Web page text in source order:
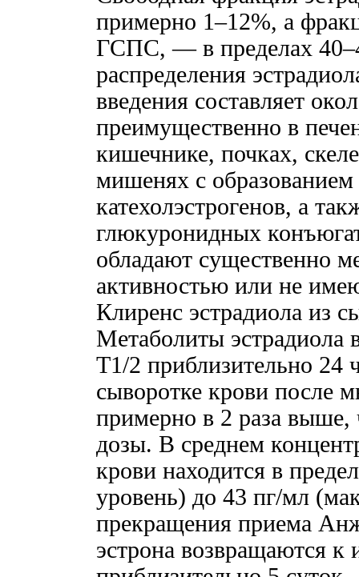
примерно 1–12%, а
ГСПС, — в пределах
распределения
введения составляет
преимущественно в
кишечнике, почках,
мишенях с образованием
катехолэстрогенов, а
глюкуронидных
обладают существенно
активностью или не
Клиренс эстрадиола из
Метаболиты эстрадиола
T1/2 приблизительно 24
сыворотке крови после
примерно в 2 раза выше,
дозы. В среднем
крови находится в
уровень) до 43 пг/мл
прекращения приема
эстрона возвращаются к